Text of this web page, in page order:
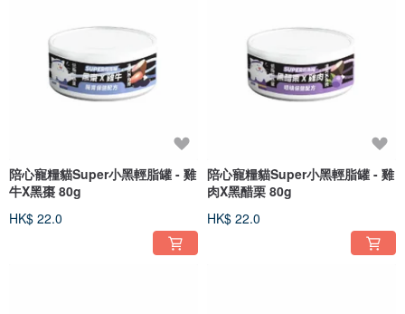
陪心寵糧貓Super小黑輕脂罐 - 雞
牛X黑棗 80g
HK$ 22.0
陪心寵糧貓Super小黑輕脂罐 - 雞
肉X黑醋栗 80g
HK$ 22.0